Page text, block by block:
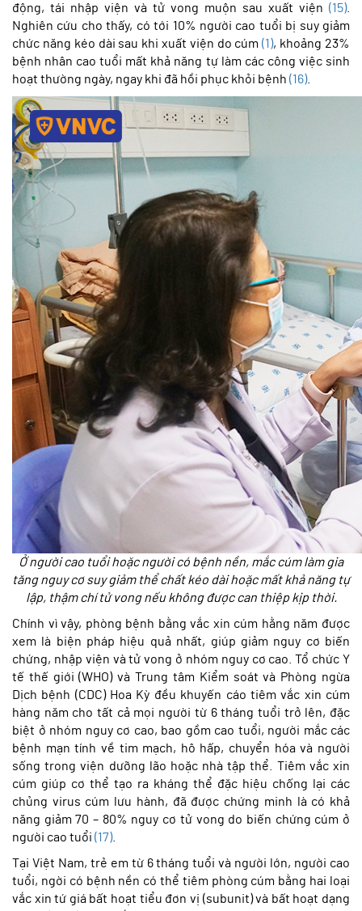
động, tái nhập viện và tử vong muộn sau xuất viện (15).
Nghiên cứu cho thấy, có tới 10% người cao tuổi bị suy giảm
chức năng kéo dài sau khi xuất viện do cúm(1), khoảng 23%
bệnh nhân cao tuổi mất khả năng tự làm các công việc sinh
hoạt thường ngày, ngay khi đã hồi phục khỏi bệnh (16).
Ở người cao tuổi hoặc người có bệnh nền, mắc cúm làm gia
tăng nguy cơ suy giảm thể chất kéo dài hoặc mất khả năng tự
lập, thậm chí tử vong nếu không được can thiệp kịp thời.
Chính vì vậy, phòng bệnh bằng vắc xin cúm hằng năm được
xem là biện pháp hiệu quả nhất, giúp giảm nguy cơ biến
chứng, nhập viện và tử vong ở nhóm nguy cơ cao. Tổ chức Y
tế thế giới (WHO) và Trung tâm Kiểm soát và Phòng ngừa
Dịch bệnh (CDC) Hoa Kỳ đều khuyến cáo tiêm vắc xin cúm
hàng năm cho tất cả mọi người từ 6 tháng tuổi trở lên, đặc
biệt ở nhóm nguy cơ cao, bao gồm cao tuổi, người mắc các
bệnh mạn tính về tim mạch, hô hấp, chuyển hóa và người
sống trong viện dưỡng lão hoặc nhà tập thể. Tiêm vắc xin
cúm giúp cơ thể tạo ra kháng thể đặc hiệu chống lại các
chủng virus cúm lưu hành, đã được chứng minh là có khả
năng giảm 70 – 80% nguy cơ tử vong do biến chứng cúm ở
người cao tuổi (17).
Tại Việt Nam, trẻ em từ 6 tháng tuổi và người lớn, người cao
tuổi, ngời có bệnh nền có thể tiêm phòng cúm bằng hai loại
vắc xin tứ giá bất hoạt tiểu đơn vị (subunit) và bất hoạt dạng